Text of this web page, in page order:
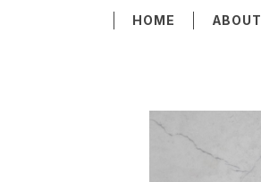
HOME ABOUT